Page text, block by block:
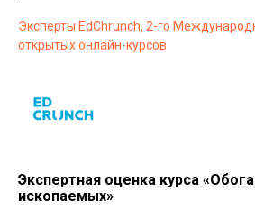
Эксперты EdChrunch, 2-го
открытых онлайн-курсов
Экспертная оценка курса
ископаемых»